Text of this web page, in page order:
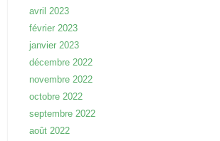
avril 2023
février 2023
janvier 2023
décembre 2022
novembre 2022
octobre 2022
septembre 2022
août 2022